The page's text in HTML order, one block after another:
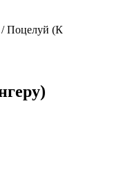
/Поцелуй (К